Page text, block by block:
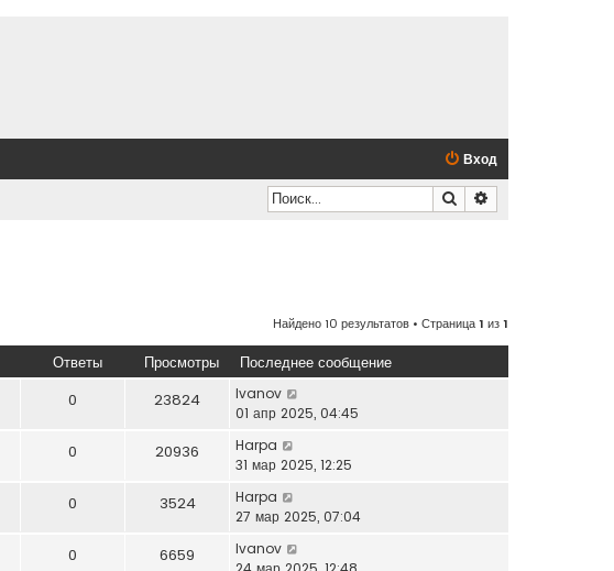
Вход
Поиск
Найдено 10 результатов • Страница1 из1
Ответы Просмотры Последнее сообщение
0 23824
Ivanov
01 апр 2025, 04:45
0 20936
Harpa
31 мар 2025, 12:25
0 3524
Harpa
27 мар 2025, 07:04
0 6659
Ivanov